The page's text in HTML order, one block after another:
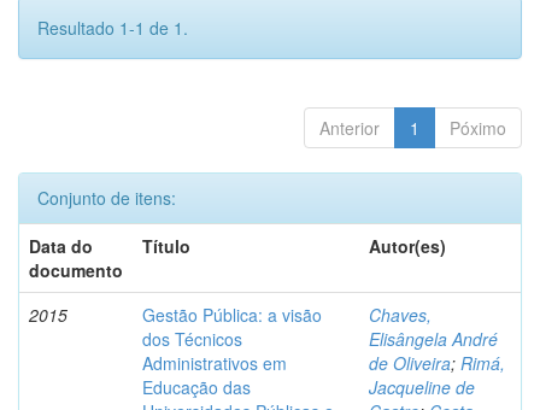
Resultado 1-1 de 1.
Anterior 1 Póximo
Conjunto de itens:
Data do
documento
Título Autor(es)
2015
Gestão Pública: a visão
dos Técnicos
Administrativos em
Educação das
Chaves,
Elisângela André
de Oliveira; Rimá,
Jacqueline de